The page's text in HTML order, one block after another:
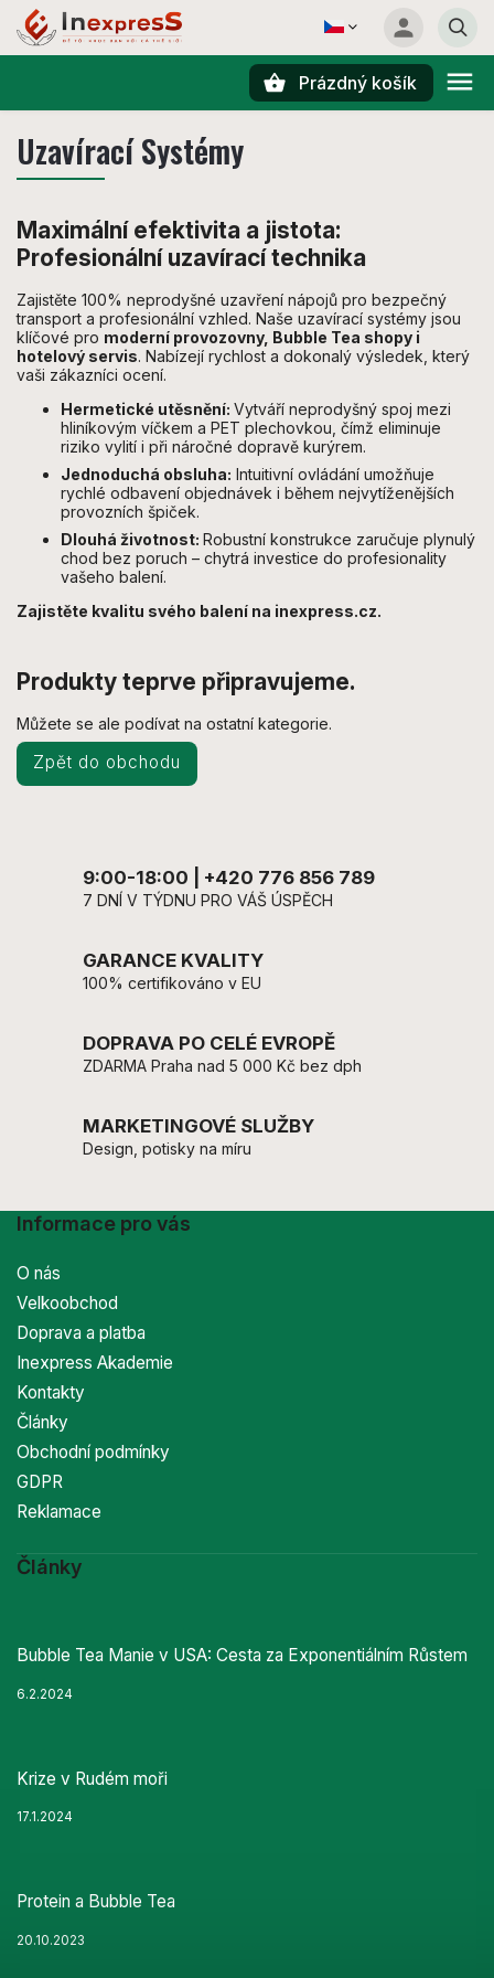
Prázdný košík
Uzavírací Systémy
Maximální efektivita a jistota:
Profesionální uzavírací technika
Zajistěte 100% neprodyšné uzavření nápojů pro bezpečný
transport a profesionální vzhled. Naše uzavírací systémy jsou
klíčové pro moderní provozovny, Bubble Tea shopy i
hotelový servis. Nabízejí rychlost a dokonalý výsledek, který
vaši zákazníci ocení.
Hermetické utěsnění: Vytváří neprodyšný spoj mezi
hliníkovým víčkem a PET plechovkou, čímž eliminuje
riziko vylití i při náročné dopravě kurýrem.
Jednoduchá obsluha: Intuitivní ovládání umožňuje
rychlé odbavení objednávek i během nejvytíženějších
provozních špiček.
Dlouhá životnost: Robustní konstrukce zaručuje plynulý
chod bez poruch – chytrá investice do profesionality
vašeho balení.
Zajistěte kvalitu svého balení na inexpress.cz.
Produkty teprve připravujeme.
Můžete se ale podívat na ostatní kategorie.
Zpět do obchodu
9:00-18:00 | +420 776 856 789
7 DNÍ V TÝDNU PRO VÁŠ ÚSPĚCH
GARANCE KVALITY
100% certifikováno v EU
DOPRAVA PO CELÉ EVROPĚ
ZDARMA Praha nad 5 000 Kč bez dph
MARKETINGOVÉ SLUŽBY
Design, potisky na míru
Informace pro vás
O nás
Velkoobchod
Doprava a platba
Inexpress Akademie
Kontakty
Články
Obchodní podmínky
GDPR
Reklamace
Články
Bubble Tea Manie v USA: Cesta za Exponentiálním Růstem
6.2.2024
Krize v Rudém moři
17.1.2024
Protein a Bubble Tea
20.10.2023